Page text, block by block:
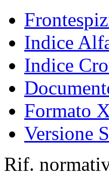
Indice
Indice
Formato
Versione
Rif.